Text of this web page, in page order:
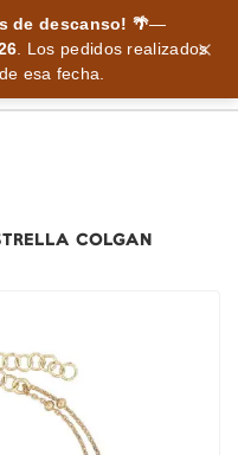
de descanso! 🌴—
. Los pedidos realizados
esa fecha.
COLGAN